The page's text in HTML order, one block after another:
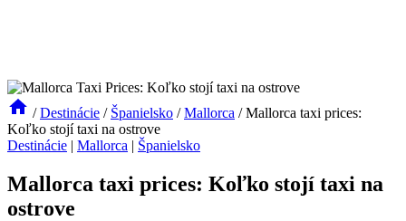
/ Destinácie / Španielsko / Mallorca / Mallorca taxi prices:
Koľko stojí taxi na ostrove
Destinácie | Mallorca | Španielsko
Mallorca taxi prices: Koľko stojí taxi na
ostrove